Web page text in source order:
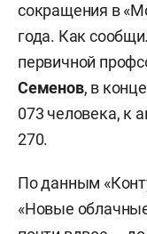
сокращения в
года. Как
первичной
Семенов, в
073 человека, к
270.
По данным
«Новые